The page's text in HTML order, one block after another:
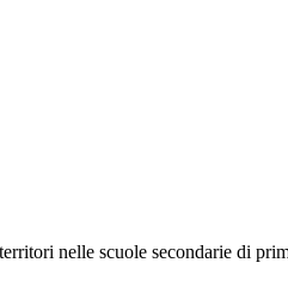
nelle scuole secondarie di